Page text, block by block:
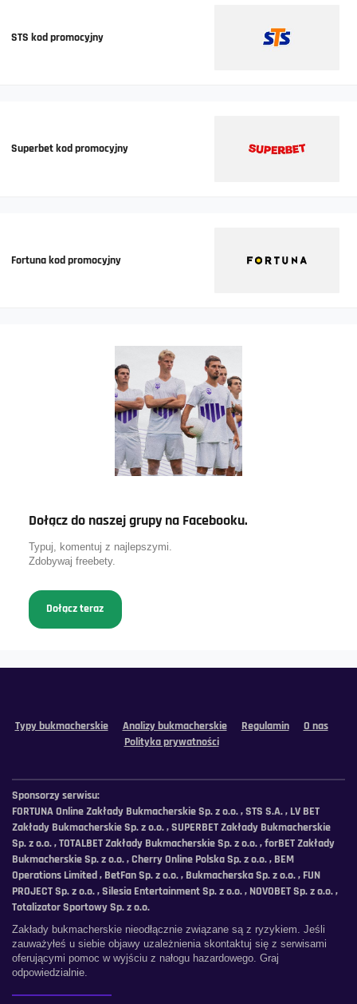
STS kod promocyjny
Superbet kod promocyjny
Fortuna kod promocyjny
Dołącz do naszej grupy na Facebooku.
Typuj, komentuj z najlepszymi.
Zdobywaj freebety.
Dołącz teraz
Zakłady bukmacherskie nieodłącznie związane są z ryzykiem. Jeśli
zauważyłeś u siebie objawy uzależnienia skontaktuj się z serwisami
oferującymi pomoc w wyjściu z nałogu hazardowego. Graj
odpowiedzialnie.
Typy bukmacherskie Analizy bukmacherskie Regulamin
O nas
Polityka prywatności
Sponsorzy serwisu:
FORTUNA Online Zakłady Bukmacherskie Sp. z o.o. , STS S.A. , LV BET
Zakłady Bukmacherskie Sp. z o.o. , SUPERBET Zakłady Bukmacherskie
Sp. z o.o. , TOTALBET Zakłady Bukmacherskie Sp. z o.o. , forBET Zakłady
Bukmacherskie Sp. z o.o. , Cherry Online Polska Sp. z o.o. , BEM
Operations Limited , BetFan Sp. z o.o. , Bukmacherska Sp. z o.o. , FUN
PROJECT Sp. z o.o. , Silesia Entertainment Sp. z o.o. , NOVOBET Sp. z o.o. ,
Totalizator Sportowy Sp. z o.o.